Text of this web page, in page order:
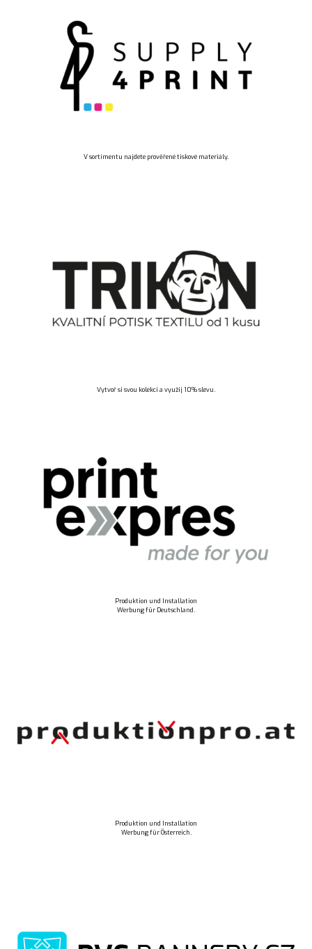
V sortimentu najdete prověřené tiskové materiály.
Vytvoř si svou kolekci a využij 10% slevu.
Produktion und Installation
Werbung für Deutschland.
Produktion und Installation
Werbung für Österreich.